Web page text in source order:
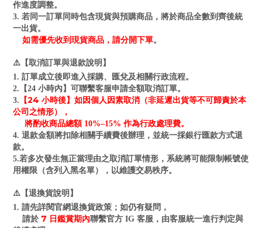
作進度調整。
3. 若同一訂單同時包含現貨與預購商品，將於商品全數到齊後統
一出貨。
如需優先收到現貨商品，請分開下單。
⚠️【取消訂單與退款說明】
1. 訂單成立後即進入採購、匯兌及相關行政流程。
2.【24 小時內】可聯繫客服申請全額取消訂單。
3.
【24 小時後】如因個人因素取消（非延遲出貨等不可歸責於本
公司之情形），
將酌收商品總額 10%–15% 作為行政處理費。
4. 退款金額將扣除相關手續費後辦理，並統一採銀行匯款方式退
款。
5.若多次發生無正當理由之取消訂單情形，系統將可能限制帳號使
用權限（含列入黑名單），以維護交易秩序。
⚠️【退換貨說明】
1. 請先詳閱官網退換貨政策；如仍有疑問，
請於 7 日鑑賞期內聯繫官方 IG 客服，由客服統一進行判定與